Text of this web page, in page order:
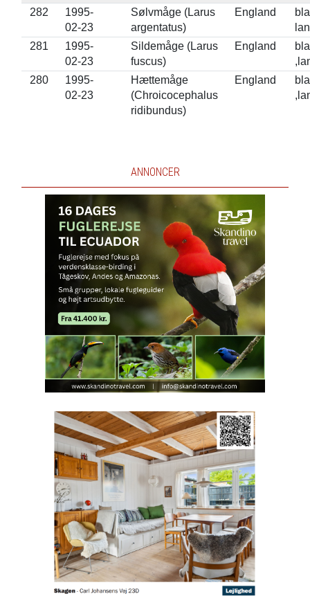
282
1995-
02-23
Sølvmåge (Larus
argentatus)
England
281
1995-
02-23
Sildemåge (Larus
fuscus)
England
280
1995-
02-23
Hættemåge
(Chroicocephalus
ridibundus)
England
ANNONCER